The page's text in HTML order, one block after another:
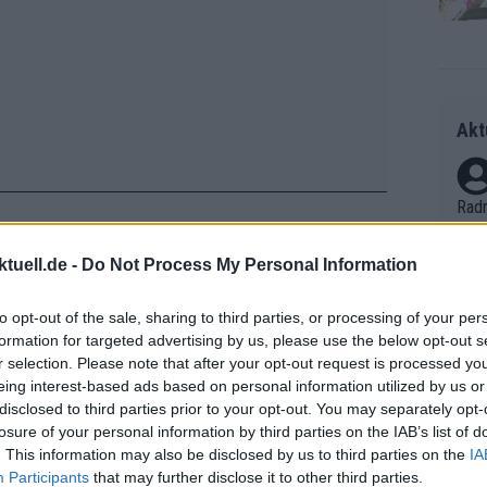
- Do Not Process My Personal Information
opt-out of the sale, sharing to third parties, or processing of your
for targeted advertising by us, please use the below opt-out
selection. Please note that after your opt-out request is processed
interest-based ads based on personal information utilized by us
to third parties prior to your opt-out. You may separately
of your personal information by third parties on the IAB’s list of
This information may also be disclosed by us to third parties on the
Participants that may further disclose it to other third parties.
laufen. Uijtdebroeks fuhr
und vertraute auf seine
schwerer wurden, pirschte sich die
letzten Metern rauschte Jannis
Belgier konsterniert zurück.
ss
et.
Auf
V?